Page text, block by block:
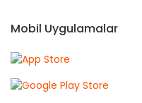
Mobil Uygulamalar